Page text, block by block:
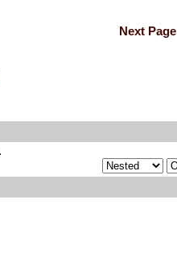
Next Page